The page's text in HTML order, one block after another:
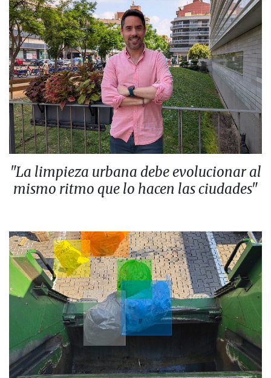
"La limpieza urbana debe evolucionar al
mismo ritmo que lo hacen las ciudades"